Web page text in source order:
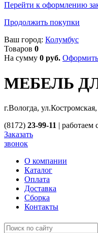
Перейти к оформлению
Продолжить покупки
Ваш город: Колумбус
Товаров 0
На сумму 0 руб. Оформить
МЕБЕЛЬ
г.Вологда,
(8172) 23-99-11 | работаем
Заказать
звонок
О компании
Каталог
Оплата
Доставка
Сборка
Контакты